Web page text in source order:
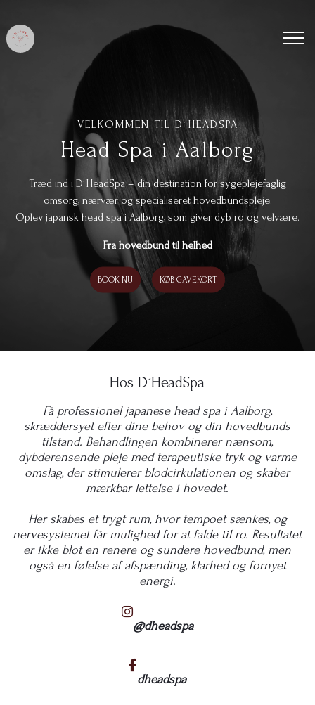
hovedindhold
VELKOMMEN TIL D´HEADSPA
Head Spa i Aalborg
Træd ind i D´HeadSpa – din destination for sygeplejefaglig
omsorg, nærvær og specialiseret hovedbundspleje.
Oplev japansk head spa i Aalborg, som giver dyb ro og velvære.
Fra hovedbund til helhed
BOOK NU KØB GAVEKORT
Hos D´HeadSpa
Få professionel japanese head spa i Aalborg,
skræddersyet efter dine behov og din hovedbunds
tilstand. Behandlingen kombinerer nænsom,
dybderensende pleje med terapeutiske tryk og varme
omslag, der stimulerer blodcirkulationen og skaber
mærkbar lettelse i hovedet.
Her skabes et trygt rum, hvor tempoet sænkes, og
nervesystemet får mulighed for at falde til ro. Resultatet
er ikke blot en renere og sundere hovedbund, men
også en følelse af afspænding, klarhed og fornyet
energi.
@dheadspa
dheadspa